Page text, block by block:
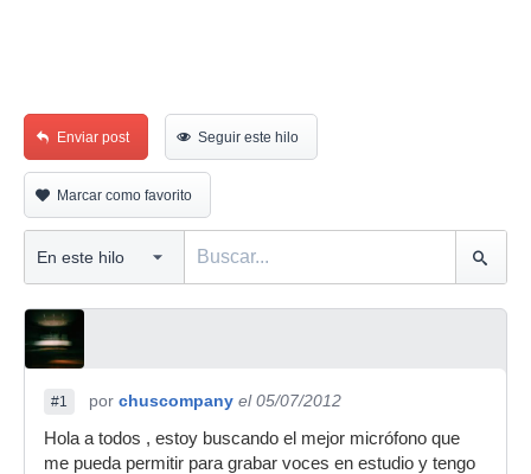
Enviar post Seguir este hilo
Marcar como favorito
#1 por chuscompany el 05/07/2012
Hola a todos , estoy buscando el mejor micrófono que
me pueda permitir para grabar voces en estudio y tengo